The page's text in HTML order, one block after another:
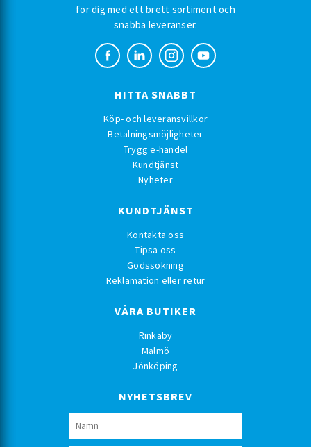
för dig med ett brett sortiment och
snabba leveranser.
HITTA SNABBT
Köp- och leveransvillkor
Betalningsmöjligheter
Trygg e-handel
Kundtjänst
Nyheter
KUNDTJÄNST
Kontakta oss
Tipsa oss
Godssökning
Reklamation eller retur
VÅRA BUTIKER
Rinkaby
Malmö
Jönköping
NYHETSBREV